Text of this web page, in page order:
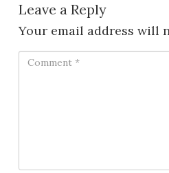
Leave a Reply
Your email address will